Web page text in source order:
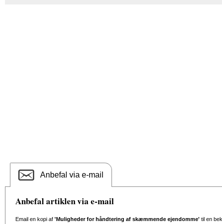
Anbefal via e-mail
Anbefal artiklen via e-mail
Email en kopi af 'Muligheder for håndtering af skæmmende ejendomme' til en